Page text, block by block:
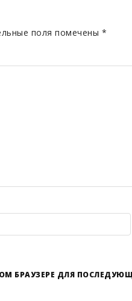
поля помечены *
БРАУЗЕРЕ ДЛЯ